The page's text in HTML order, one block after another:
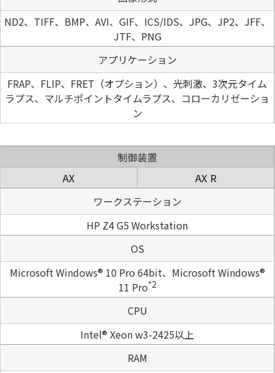
ND2、TIFF、BMP、AVI、GIF、ICS/IDS、JPG、JP2、JFF、
JTF、PNG
アプリケーション
FRAP、FLIP、FRET（オプション）、光刺激、3次元タイム
ラプス、マルチポイントタイムラプス、コローカリゼーショ
ン
制御装置
AX
AX R
ワークステーション
HP Z4 G5 Workstation
OS
Microsoft Windows® 10 Pro 64bit、Microsoft Windows®
11 Pro*2
CPU
Intel® Xeon w3-2425以上
RAM